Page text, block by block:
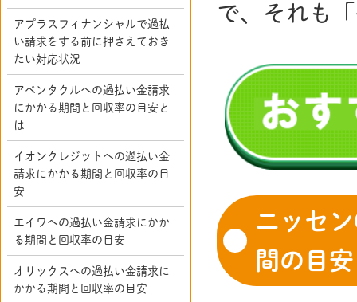
で、それも
ニッセ
間の目安
アプラスフィナンシャルで過払
い請求をする前に押さえておき
たい対応状況
アペンタクルへの過払い金請求
にかかる期間と回収率の目安と
は
イオンクレジットへの過払い金
請求にかかる期間と回収率の目
安
エイワへの過払い金請求にかか
る期間と回収率の目安
オリックスへの過払い金請求に
かかる期間と回収率の目安